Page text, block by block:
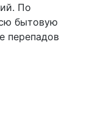
По
бытовую
перепадов